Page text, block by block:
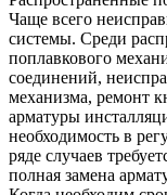
Чаще всего
системы. Среди
поплавкового
соединений,
механизма, ремонт
арматуры
необходимость в
ряде случаев
полная замена